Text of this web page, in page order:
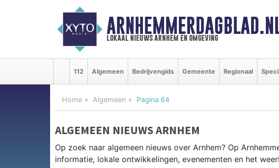
lokaal nieuws arnhem en omgeving
112 Algemeen Bedrijvengids Gemeente Regionaal
Home Algemeen Pagina 64
ALGEMEEN NIEUWS ARNHEM
Op zoek naar algemeen nieuws over Arnhem? Op
informatie, lokale ontwikkelingen, evenementen en het